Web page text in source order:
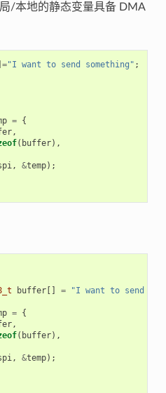
/本地的静态变量具备 DMA
="I want to send something" ;
= {
,
( buffer),
, &temp);
buffer[] =
"I want to send
= {
,
( buffer),
, &temp);